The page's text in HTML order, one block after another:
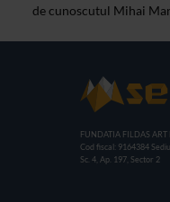
de cunoscutul Mihai
FUNDATIA FILDAS ART
Cod fiscal: 9164384
Sc. 4, Ap. 197, Sector 2